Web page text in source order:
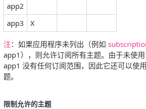
app2
app3
X
注：如果应用程序未列出（例如
app1），则允许订阅所有主题。由于未使用
app1 没有任何订阅范围，因此它还可以使
题。
限制允许的主题